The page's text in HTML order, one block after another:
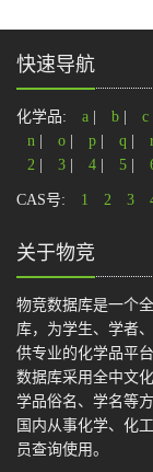
快速导航
化学品: a b c
n
o p q
2
3 4 5
CAS号: 1 2 3
关于物竞
物竞数据库是一个
库，为学生、学者
供专业的化学品平台
数据库采用全中文
学品俗名、学名等
国内从事化学、化
员查询使用。